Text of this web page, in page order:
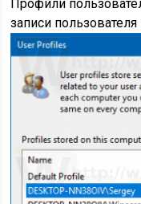
Профили
записи